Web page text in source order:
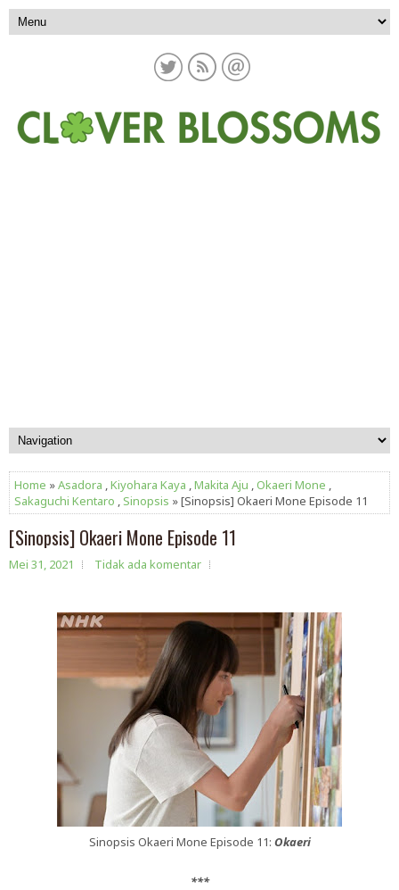
Home »Asadora ,Kiyohara Kaya ,Makita Aju ,Okaeri Mone ,
Sakaguchi Kentaro , Sinopsis » [Sinopsis] Okaeri Mone Episode 11
[Sinopsis] Okaeri Mone Episode 11
Mei 31, 2021 Tidak ada komentar
Sinopsis Okaeri Mone Episode 11: Okaeri
***